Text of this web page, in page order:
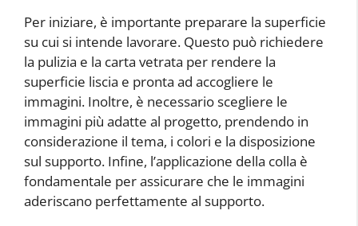
Per iniziare, è importante preparare la superficie
su cui si intende lavorare. Questo può richiedere
la pulizia e la carta vetrata per rendere la
superficie liscia e pronta ad accogliere le
immagini. Inoltre, è necessario scegliere le
immagini più adatte al progetto, prendendo in
considerazione il tema, i colori e la disposizione
sul supporto. Infine, l’applicazione della colla è
fondamentale per assicurare che le immagini
aderiscano perfettamente al supporto.